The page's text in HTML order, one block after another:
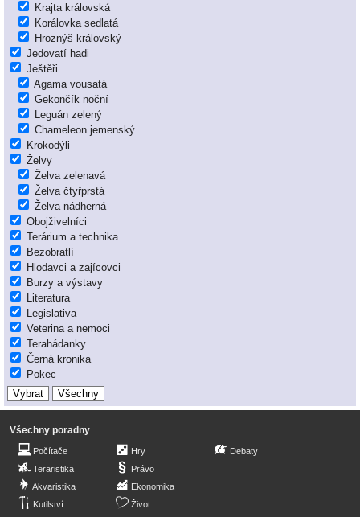
Krajta královská
Korálovka sedlatá
Hroznýš královský
Jedovatí hadi
Ještěři
Agama vousatá
Gekončík noční
Leguán zelený
Chameleon jemenský
Krokodýli
Želvy
Želva zelenavá
Želva čtyřprstá
Želva nádherná
Obojživelníci
Terárium a technika
Bezobratlí
Hlodavci a zajícovci
Burzy a výstavy
Literatura
Legislativa
Veterina a nemoci
Terahádanky
Černá kronika
Pokec
Všechny poradny
Počítače
Teraristika
Akvaristika
Kutilství
Hry
Právo
Ekonomika
Život
Debaty